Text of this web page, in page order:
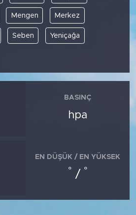
Mengen Merkez
Seben Yeniçağa
BASINÇ
hpa
EN DÜŞÜK / EN YÜKSEK
° / °
Haberleri